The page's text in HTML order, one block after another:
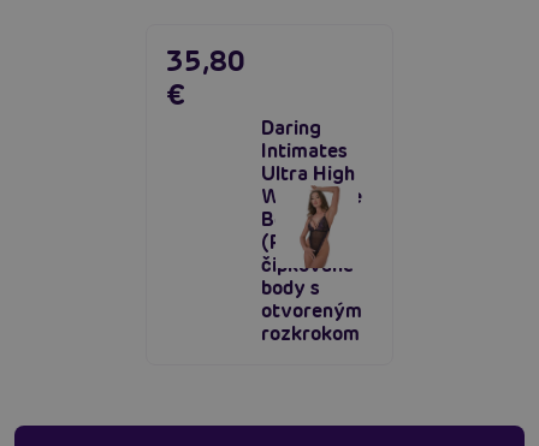
Daring
Intimates
Ultra High
Waist Lace
Bodysuit
(Purple),
čipkované
body s
otvoreným
rozkrokom
35,80
€